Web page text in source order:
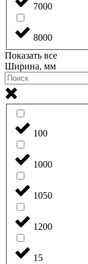
7000
8000
Показать все
Ширина, мм
100
1000
1050
1200
15